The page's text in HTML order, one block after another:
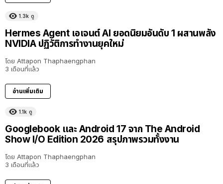
1.3k ดู
Hermes Agent เอเจนต์ AI ยอดนิยมอันดับ 1 ผสานพลัง
NVIDIA ปฏิวัติการทำงานยุคใหม่
โดย Attapon Thaphaengphan
3 เดือนที่แล้ว
อ่านเพิ่มเติม
1.1k ดู
Googlebook และ Android 17 จาก The Android
Show I/O Edition 2026 สรุปภาพรวมทั้งงาน
โดย Attapon Thaphaengphan
3 เดือนที่แล้ว